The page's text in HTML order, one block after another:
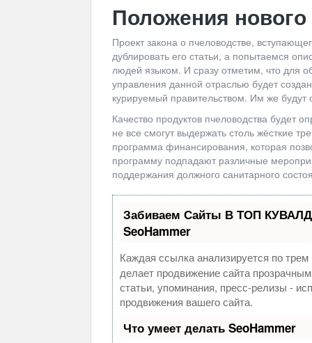
Положения нового
Проект закона о пчеловодстве,
дублировать его статьи, а попытаемся
людей языком. И сразу отметим, что для
управления данной отраслью будет
курируемый правительством. Им же
Качество продуктов пчеловодства будет
не все смогут выдержать столь жёсткие
программа финансирования, которая
программу подпадают различные
поддержания должного санитарного
Забиваем Сайты В ТОП
SeoHammer
Каждая ссылка анализируется по
делает продвижение сайта
статьи, упоминания, пресс-релизы -
продвижения вашего сайта.
Что умеет делать SeoHammer